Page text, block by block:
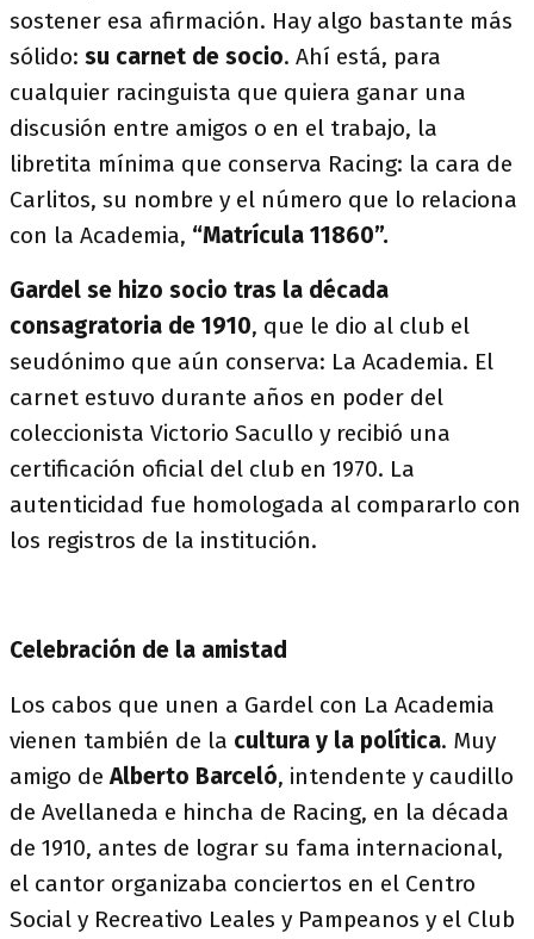
sostener esa afirmación. Hay algo bastante más
sólido: su carnet de socio. Ahí está, para
cualquier racinguista que quiera ganar una
discusión entre amigos o en el trabajo, la
libretita mínima que conserva Racing: la cara de
Carlitos, su nombre y el número que lo relaciona
con la Academia, “Matrícula 11860”.
Gardel se hizo socio tras la década
consagratoria de 1910, que le dio al club el
seudónimo que aún conserva: La Academia. El
carnet estuvo durante años en poder del
coleccionista Victorio Sacullo y recibió una
certificación oficial del club en 1970. La
autenticidad fue homologada al compararlo con
los registros de la institución.
Celebración de la amistad
Los cabos que unen a Gardel con La Academia
vienen también de la cultura y la política. Muy
amigo de Alberto Barceló, intendente y caudillo
de Avellaneda e hincha de Racing, en la década
de 1910, antes de lograr su fama internacional,
el cantor organizaba conciertos en el Centro
Social y Recreativo Leales y Pampeanos y el Club